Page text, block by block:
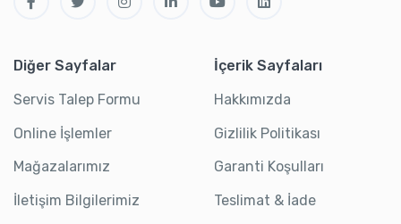
Diğer Sayfalar
Servis Talep Formu
Online İşlemler
Mağazalarımız
İletişim Bilgilerimiz
İçerik Sayfaları
Hakkımızda
Gizlilik Politikası
Garanti Koşulları
Teslimat & İade